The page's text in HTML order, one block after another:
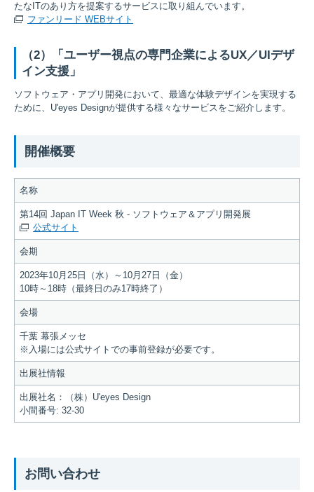
たなITのあり方を提案するサービスに取り組んでいます。
ファンリード WEBサイト
（2）「ユーザー視点の専門企業によるUX／UIデザ
イン支援」
ソフトウェア・アプリ開発において、最適な体験デザインを実現する
ために、U'eyes Designが提供する様々なサービスをご紹介します。
開催概要
名称
第14回 Japan IT Week 秋 - ソフトウェア＆アプリ開発展
公式サイト
会期
2023年10月25日（水）～10月27日（金）
10時～18時（最終日のみ17時終了）
会場
千葉 幕張メッセ
※入場には公式サイトでの事前登録が必要です。
出展社情報
出展社名：（株）U'eyes Design
小間番号: 32-30
お問い合わせ